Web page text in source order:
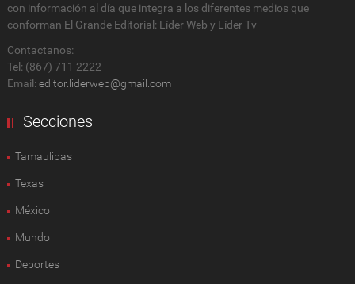
con información al día que integra a los diferentes medios que
conforman El Grande Editorial: Líder Web y Líder Tv
Contactanos:
Tel: (867) 711 2222
Email: editor.liderweb@gmail.com
Secciones
Tamaulipas
Texas
México
Mundo
Deportes